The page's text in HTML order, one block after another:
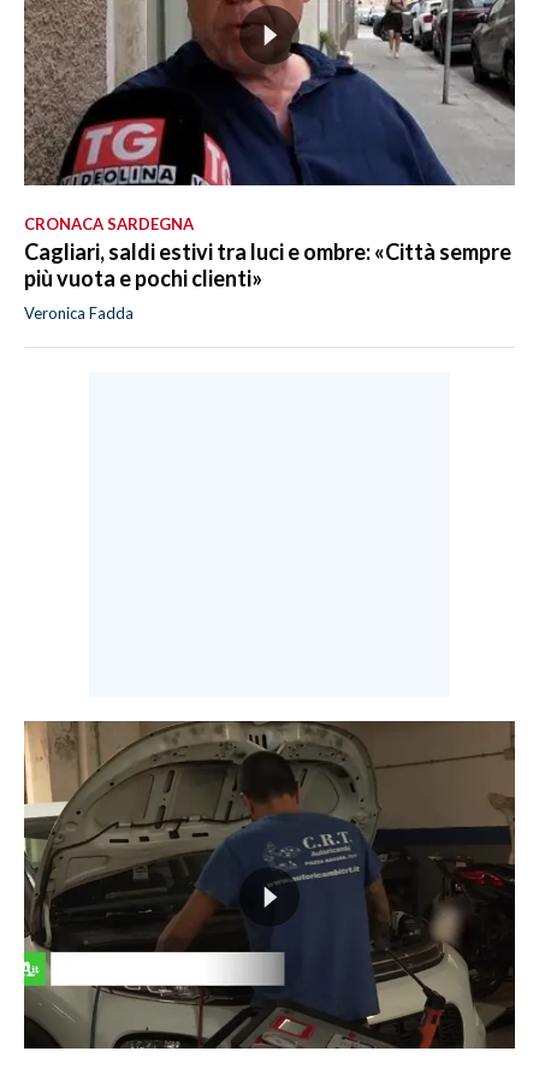
CRONACA SARDEGNA
Cagliari, saldi estivi tra luci e ombre: «Città sempre
più vuota e pochi clienti»
Veronica Fadda